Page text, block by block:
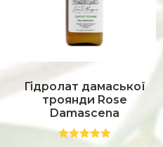
Гідролат дамаської
троянди Rose
Damascena